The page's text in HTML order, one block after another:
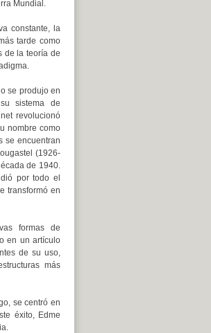
Mundial.
constante, la
tarde como
de la teoría de
se produjo en
sistema de
revolucionó
nombre como
se encuentran
(1926-
de 1940.
por todo el
transformó en
formas de
en un artículo
de su uso,
más
se centró en
éxito, Edme